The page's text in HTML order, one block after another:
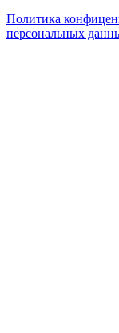
Политика
персональных